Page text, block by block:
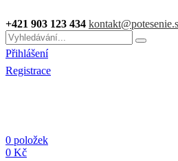
+421 903 123 434
Přihlášení
Registrace
0 položek
0 Kč